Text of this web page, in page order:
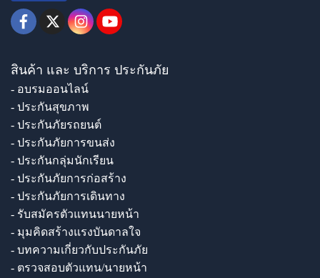
สินค้า และ บริการ ประกันภัย
- อบรมออนไลน์
- ประกันสุขภาพ
- ประกันภัยรถยนต์
- ประกันภัยการขนส่ง
- ประกันกลุ่มนักเรียน
- ประกันภัยการก่อสร้าง
- ประกันภัยการเดินทาง
- รับสมัครตัวแทนนายหน้า
- มุมคิดสร้างแรงบันดาลใจ
- บทความเกี่ยวกับประกันภัย
- ตรวจสอบตัวแทน/นายหน้า